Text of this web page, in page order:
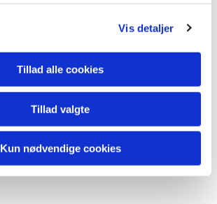
Vis detaljer
Tillad alle cookies
Tillad valgte
Kun nødvendige cookies